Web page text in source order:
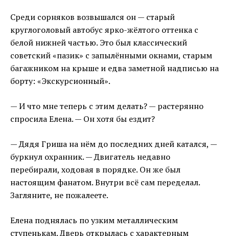
Среди сорняков возвышался он — старый
круглоголовый автобус ярко-жёлтого оттенка с
белой нижней частью. Это был классический
советский «пазик» с запылёнными окнами, старым
багажником на крыше и едва заметной надписью на
борту: «Экскурсионный».
— И что мне теперь с этим делать? — растерянно
спросила Елена. — Он хотя бы ездит?
— Дядя Гриша на нём до последних дней катался, —
буркнул охранник. — Двигатель недавно
перебирали, ходовая в порядке. Он же был
настоящим фанатом. Внутри всё сам переделал.
Загляните, не пожалеете.
Елена поднялась по узким металлическим
ступенькам. Дверь открылась с характерным